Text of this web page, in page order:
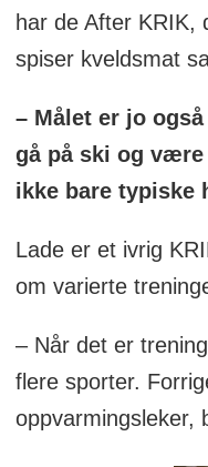
har de After KRIK,
spiser kveldsmat
– Målet er jo
gå på ski og
ikke bare typiske
Lade er et ivrig
om varierte
– Når det er
flere sporter.
oppvarmingsleker,